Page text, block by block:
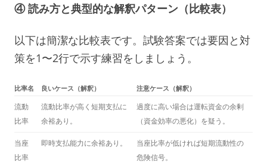
④ 読み方と典型的な解釈パターン（比較表）
以下は簡潔な比較表です。試験答案では要因と対
策を1〜2行で示す練習をしましょう。
比率名 良いケース（解釈） 注意ケース（解釈）
流動
比率
流動比率が高く短期支払に
余裕あり。
過度に高い場合は運転資金の余剰
（資金効率の悪化）を疑う。
当座
比率
即時支払能力に余裕あり。
当座比率が低ければ短期流動性の
危険信号。